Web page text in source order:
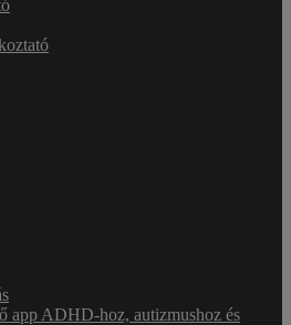
app ADHD-hoz, autizmushoz és